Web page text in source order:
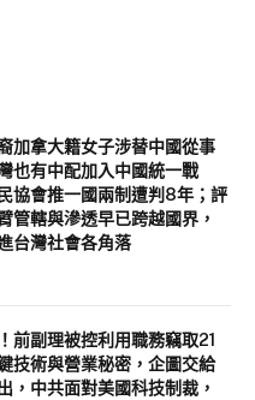
加拿大籍女子涉替中國從事
也有中配加入中國統一戰
協會推一國兩制遭判8年；評
管轄與滲透早已跨越國界，
台灣社會各角落
前副理被控利用職務竊取21
技術與營業秘密，企圖交給
，中共面對美國科技制裁，